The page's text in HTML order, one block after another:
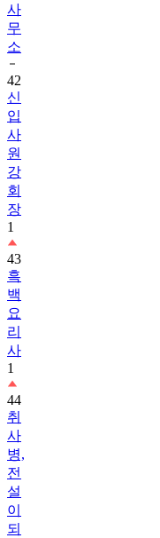
사
무
소
42
신
입
사
원
강
회
장
1
43
흑
백
요
리
사
1
44
취
사
병,
전
설
이
되